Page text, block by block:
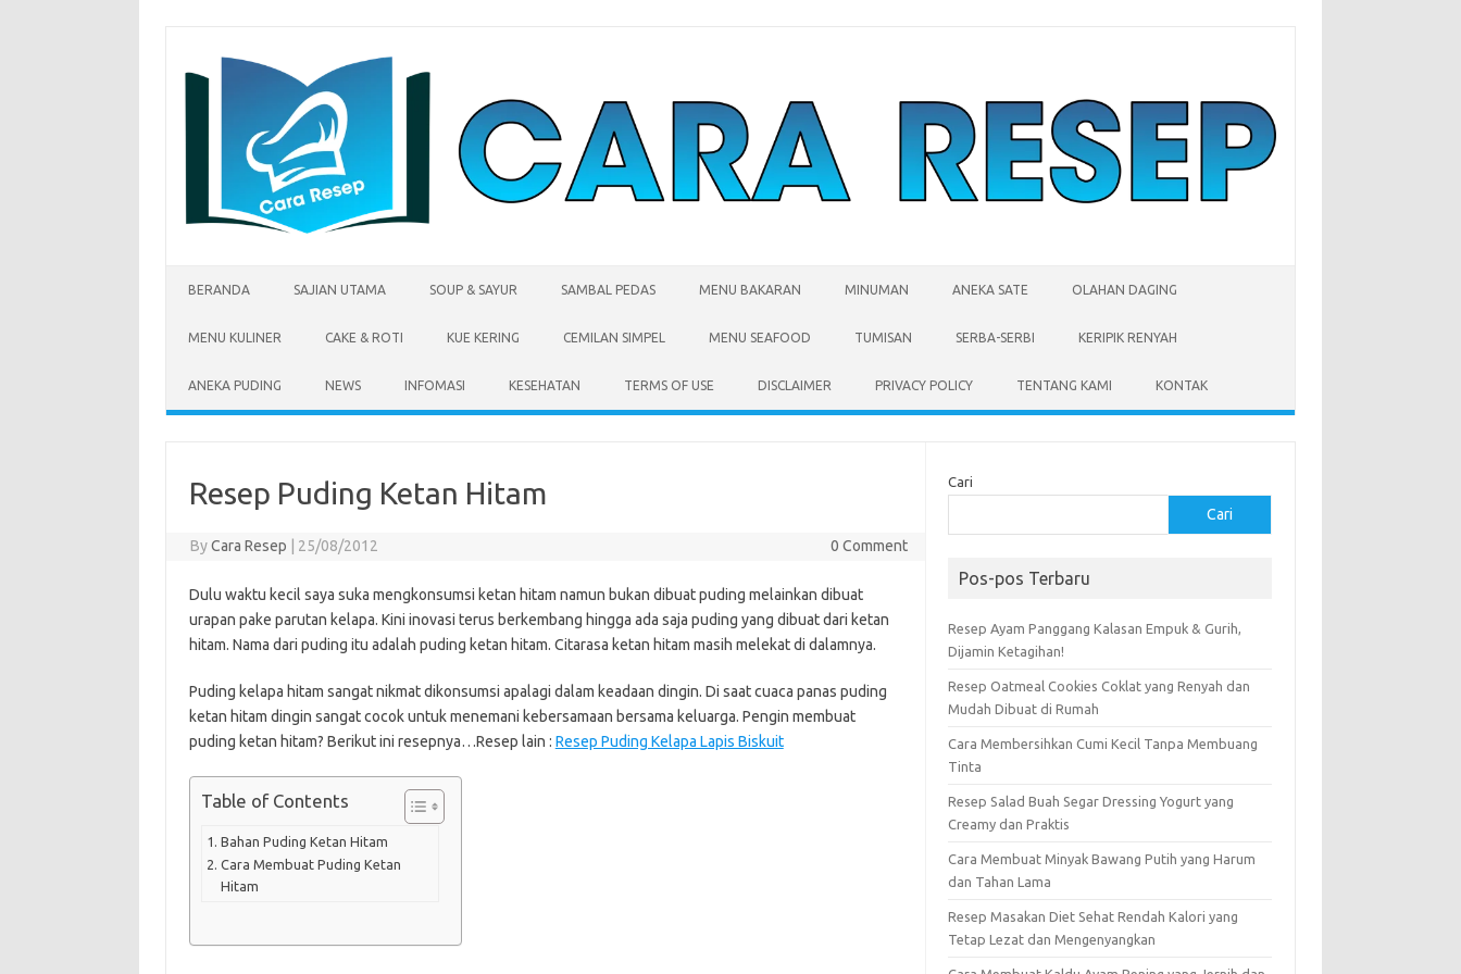
BERANDA SAJIAN UTAMA SOUP & SAYUR SAMBAL PEDAS MENU BAKARAN MINUMAN ANEKA SATE OLAHAN DAGING
MENU KULINER CAKE & ROTI KUE KERING CEMILAN SIMPEL MENU SEAFOOD TUMISAN SERBA-SERBI KERIPIK RENYAH
ANEKA PUDING NEWS INFOMASI KESEHATAN TERMS OF USE DISCLAIMER PRIVACY POLICY TENTANG KAMI KONTAK
Resep Puding Ketan Hitam
ByCara Resep | 25/08/2012 0 Comment
Dulu waktu kecil saya suka mengkonsumsi ketan hitam namun bukan dibuat puding melainkan dibuat
urapan pake parutan kelapa. Kini inovasi terus berkembang hingga ada saja puding yang dibuat dari ketan
hitam. Nama dari puding itu adalah puding ketan hitam. Citarasa ketan hitam masih melekat di dalamnya.
Puding kelapa hitam sangat nikmat dikonsumsi apalagi dalam keadaan dingin. Di saat cuaca panas puding
ketan hitam dingin sangat cocok untuk menemani kebersamaan bersama keluarga. Pengin membuat
puding ketan hitam? Berikut ini resepnya…Resep lain : Resep Puding Kelapa Lapis Biskuit
Table of Contents
Bahan Puding Ketan Hitam
Cara Membuat Puding Ketan
Hitam
Cari
Cari
Pos-pos Terbaru
Resep Ayam Panggang Kalasan Empuk & Gurih,
Dijamin Ketagihan!
Resep Oatmeal Cookies Coklat yang Renyah dan
Mudah Dibuat di Rumah
Cara Membersihkan Cumi Kecil Tanpa Membuang
Tinta
Resep Salad Buah Segar Dressing Yogurt yang
Creamy dan Praktis
Cara Membuat Minyak Bawang Putih yang Harum
dan Tahan Lama
Resep Masakan Diet Sehat Rendah Kalori yang
Tetap Lezat dan Mengenyangkan